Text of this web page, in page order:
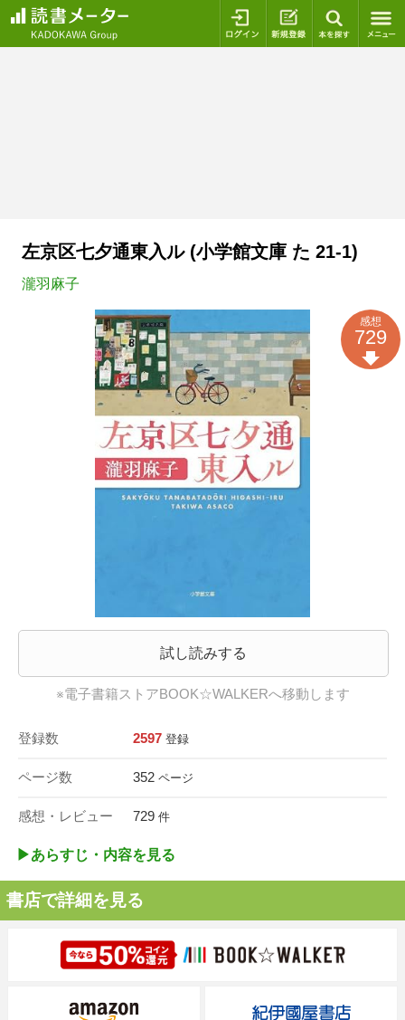
ログイン 新規登録
左京区七夕通東入ル (小学館文庫 た 21-1)
瀧羽麻子
試し読みする
※電子書籍ストアBOOK☆WALKERへ移動します
登録数 2597 登録
ページ数 352 ページ
感想・レビュー 729 件
感想
729
▶︎あらすじ・内容を見る
書店で詳細を見る